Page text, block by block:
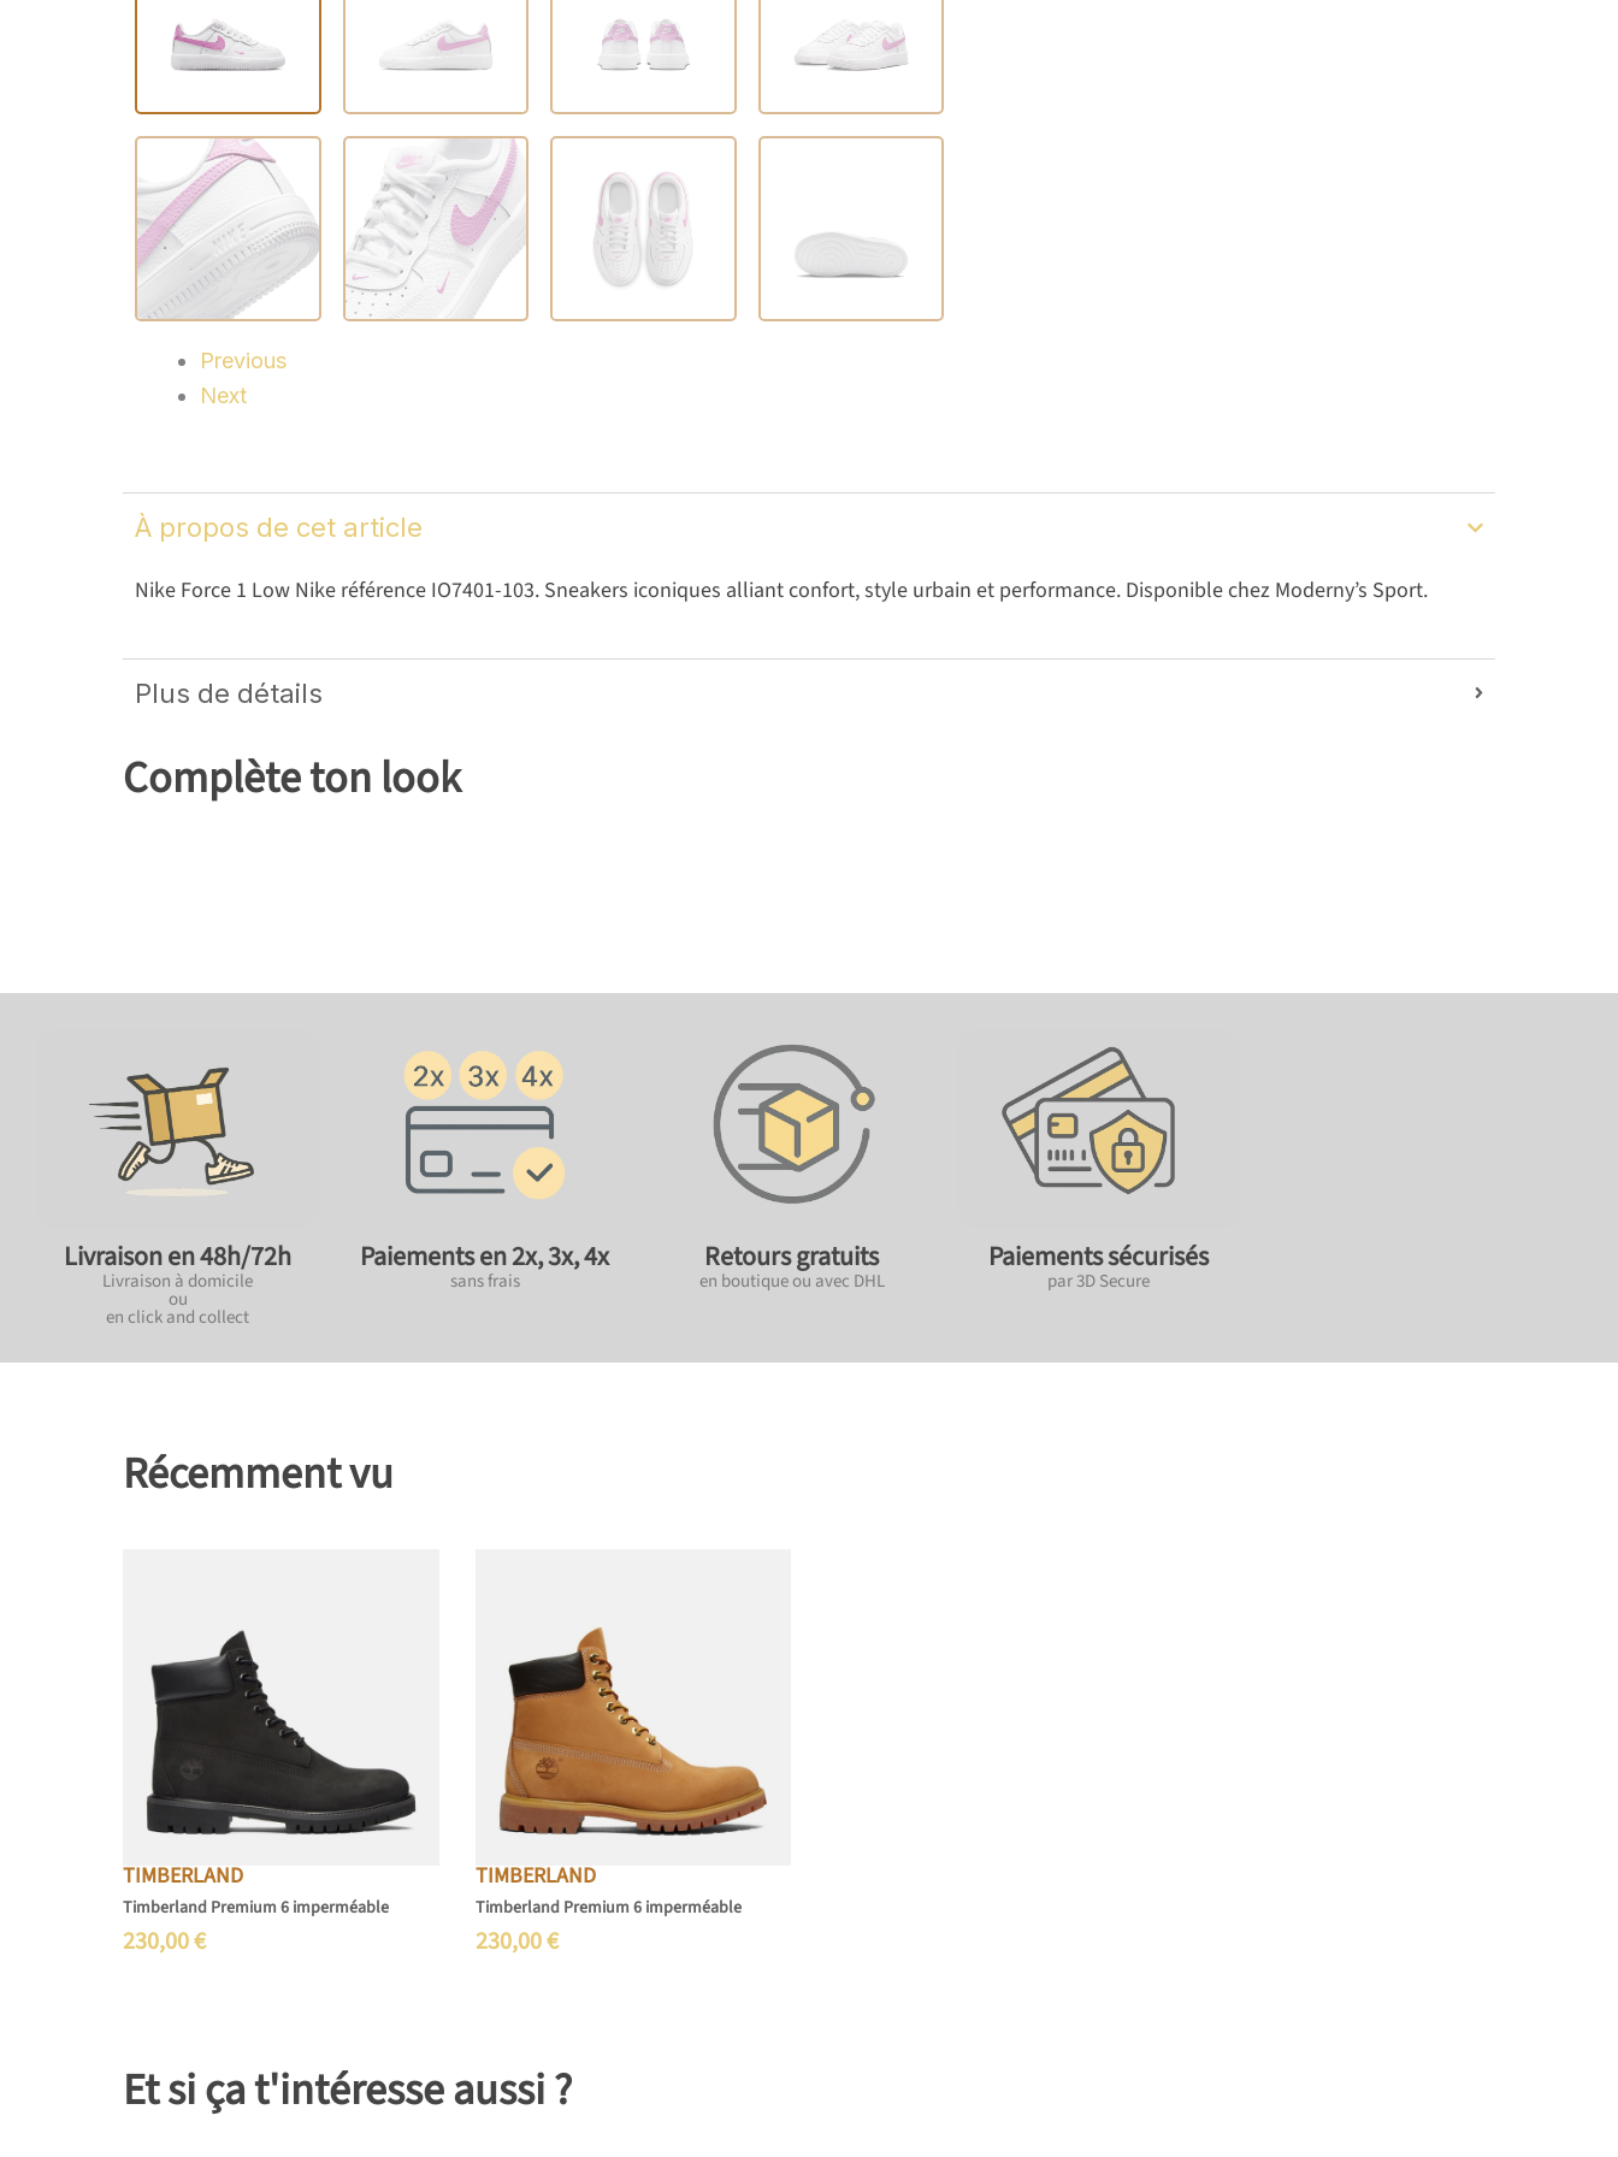
Previous
Next
À propos de cet article
Nike Force 1 Low Nike référence IO7401-103. Sneakers iconiques alliant confort, style urbain et performance. Disponible chez Moderny’s Sport.
Plus de détails
Complète ton look
Livraison en 48h/72h
Livraison à domicile
ou
en click and collect
Paiements en 2x, 3x, 4x
sans frais
Retours gratuits
en boutique ou avec DHL
Paiements sécurisés
par 3D Secure
Récemment vu
TIMBERLAND
Timberland Premium 6 imperméable
230,00€
TIMBERLAND
Timberland Premium 6 imperméable
230,00€
Et si ça t'intéresse aussi ?